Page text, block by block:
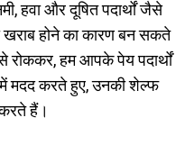
हवा और दूषित पदार्थों जैसे
खराब होने का कारण बन सकते
रोककर, हम आपके पेय पदार्थों
में मदद करते हुए, उनकी शेल्फ
हैं।